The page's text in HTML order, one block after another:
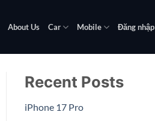
About Us Car Mobile Đăng nhập
Recent Posts
iPhone 17 Pro